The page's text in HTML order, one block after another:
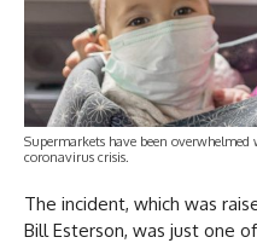
Supermarkets have been
coronavirus crisis.
The incident, which was
Bill Esterson, was just one